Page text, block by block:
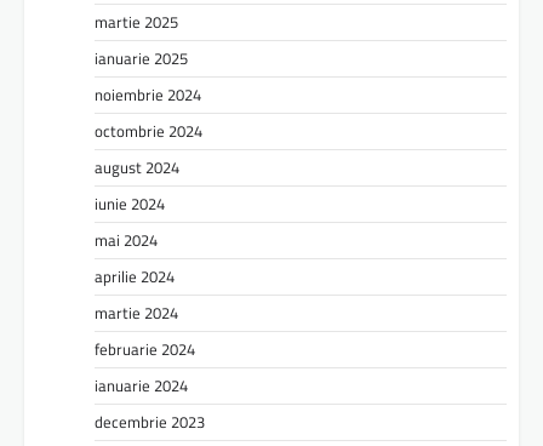
martie 2025
ianuarie 2025
noiembrie 2024
octombrie 2024
august 2024
iunie 2024
mai 2024
aprilie 2024
martie 2024
februarie 2024
ianuarie 2024
decembrie 2023